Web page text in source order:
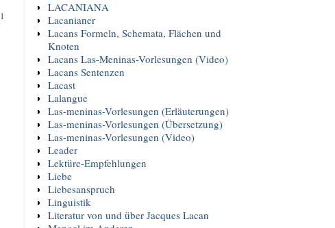
1
LACANIANA
Lacanianer
Lacans Formeln, Schemata, Flächen und
Knoten
Lacans Las-Meninas-Vorlesungen (Video)
Lacans Sentenzen
Lacast
Lalangue
Las-meninas-Vorlesungen (Erläuterungen)
Las-meninas-Vorlesungen (Übersetzung)
Las-meninas-Vorlesungen (Video)
Leader
Lektüre-Empfehlungen
Liebe
Liebesanspruch
Linguistik
Literatur von und über Jacques Lacan